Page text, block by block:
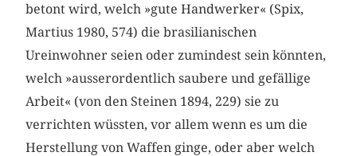
betont wird, welch »gute Handwerker« (Spix,
Martius 1980, 574) die brasilianischen
Ureinwohner seien oder zumindest sein könnten,
welch »ausserordentlich saubere und gefällige
Arbeit« (von den Steinen 1894, 229) sie zu
verrichten wüssten, vor allem wenn es um die
Herstellung von Waffen ginge, oder aber welch